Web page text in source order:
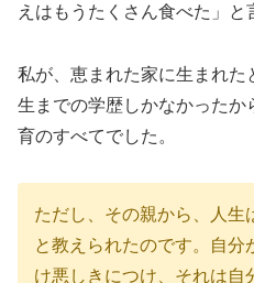
えはもうたくさん食べた」と
私が、恵まれた家に生まれ
生までの学歴しかなかった
育のすべてでした。
ただし、その親から、人生
と教えられたのです。自分
け悪しきにつけ、それは自